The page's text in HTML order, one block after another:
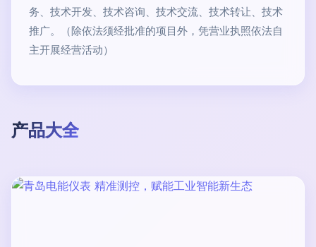
务、技术开发、技术咨询、技术交流、技术转让、技术
推广。（除依法须经批准的项目外，凭营业执照依法自
主开展经营活动）
产品大全